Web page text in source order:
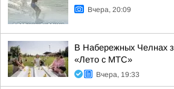
Вчера, 20:09
В Набережных Челнах
«Лето с МТС»
Вчера, 19:33